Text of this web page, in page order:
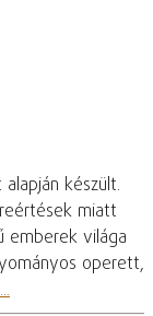
készült.
miatt
emberek világa
operett,